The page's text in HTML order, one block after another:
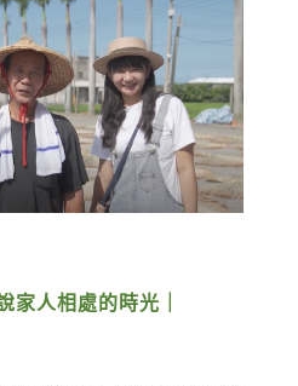
家人相處的時光｜